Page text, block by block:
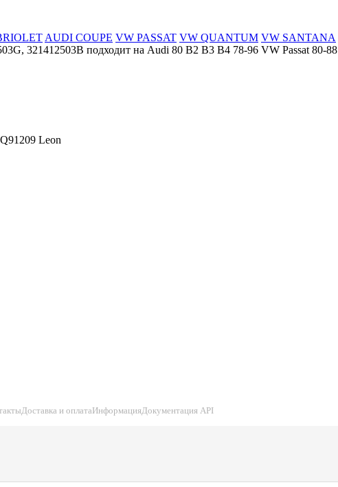
AUDI COUPE VW PASSAT VW QUANTUM VW SANTANA
321412503B подходит на Audi 80 B2 B3 B4 78-96 VW Passat 80-88
Leon
Доставка и оплатаИнформацияДокументация API